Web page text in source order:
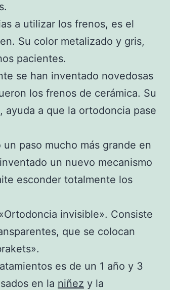
a utilizar los frenos, es el
Su color metalizado y gris,
pacientes.
se han inventado novedosas
los frenos de cerámica. Su
a que la ortodoncia pase
paso mucho más grande en
un nuevo mecanismo
esconder totalmente los
invisible». Consiste
que se colocan
es de un 1 año y 3
en la niñez y la